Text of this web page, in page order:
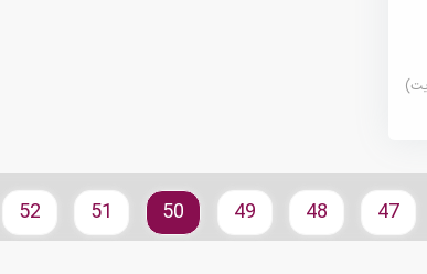
47
48
49
50
51
52